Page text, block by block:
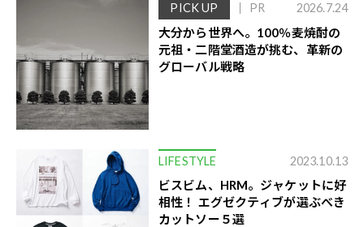
PICK UP PR 2026.7.24
大分から世界へ。100％麦焼酎の
元祖・二階堂酒造が挑む、革新の
グローバル戦略
LIFESTYLE 2023.10.13
ビスビム、HRM。ジャケットに好
相性！ エグゼクティブが選ぶべき
カットソー５選